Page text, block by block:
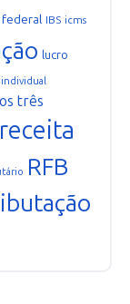
IBS icms
lucro
os três
receita
RFB